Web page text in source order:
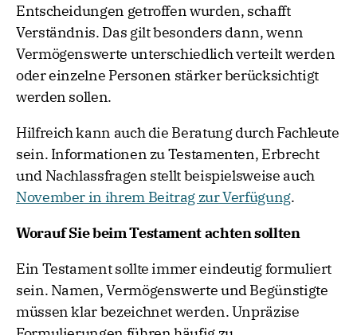
Entscheidungen getroffen wurden, schafft
Verständnis. Das gilt besonders dann, wenn
Vermögenswerte unterschiedlich verteilt werden
oder einzelne Personen stärker berücksichtigt
werden sollen.
Hilfreich kann auch die Beratung durch Fachleute
sein. Informationen zu Testamenten, Erbrecht
und Nachlassfragen stellt beispielsweise auch
November in ihrem Beitrag zur Verfügung.
Worauf Sie beim Testament achten sollten
Ein Testament sollte immer eindeutig formuliert
sein. Namen, Vermögenswerte und Begünstigte
müssen klar bezeichnet werden. Unpräzise